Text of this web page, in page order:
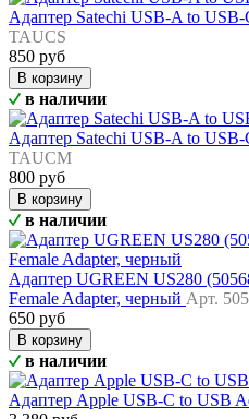
Адаптер Satechi USB-A to USB-
TAUCS
850 руб
В корзину
в наличии
Адаптер Satechi USB-A to USB-
TAUCM
800 руб
В корзину
в наличии
Адаптер UGREEN US280
Female Adapter, черный Арт.
650 руб
В корзину
в наличии
Адаптер Apple USB-C to USB